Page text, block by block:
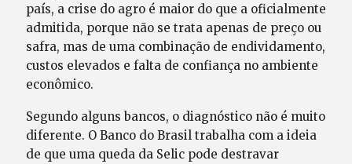
país, a crise do agro é maior do que a oficialmente
admitida, porque não se trata apenas de preço ou
safra, mas de uma combinação de endividamento,
custos elevados e falta de confiança no ambiente
econômico.
Segundo alguns bancos, o diagnóstico não é muito
diferente. O Banco do Brasil trabalha com a ideia
de que uma queda da Selic pode destravar